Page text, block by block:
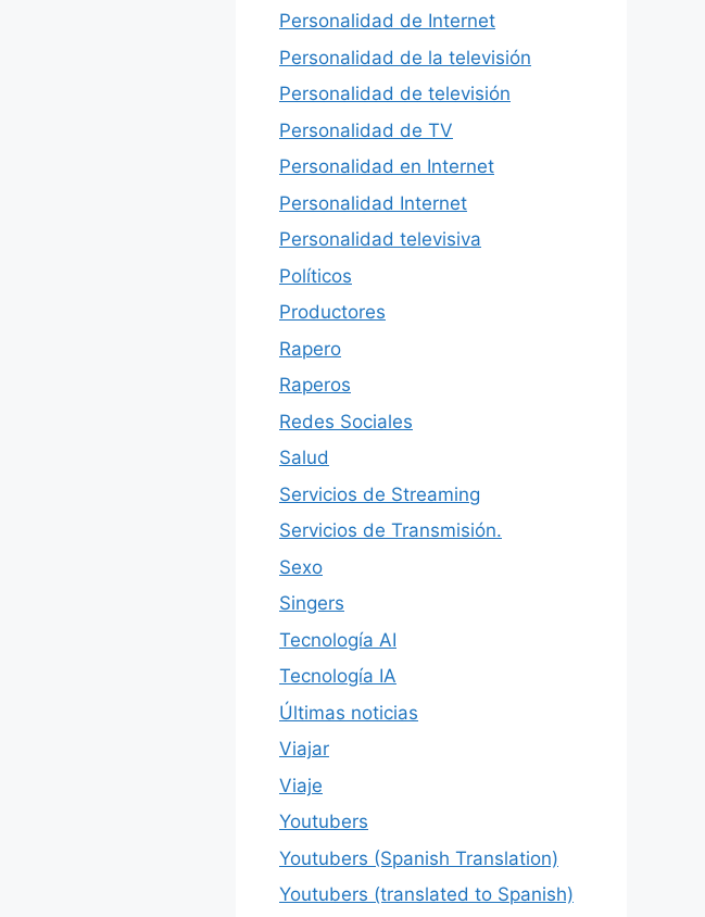
Personalidad de Internet
Personalidad de la televisión
Personalidad de televisión
Personalidad de TV
Personalidad en Internet
Personalidad Internet
Personalidad televisiva
Políticos
Productores
Rapero
Raperos
Redes Sociales
Salud
Servicios de Streaming
Servicios de Transmisión.
Sexo
Singers
Tecnología AI
Tecnología IA
Últimas noticias
Viajar
Viaje
Youtubers
Youtubers (Spanish Translation)
Youtubers (translated to Spanish)